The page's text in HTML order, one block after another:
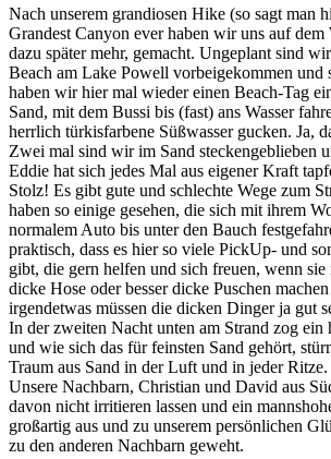
Nach unserem grandiosen Hike (so sagt man
Grandest Canyon ever haben wir uns auf dem
dazu später mehr, gemacht. Ungeplant sind
Beach am Lake Powell vorbeigekommen und
haben wir hier mal wieder einen Beach-Tag
Sand, mit dem Bussi bis (fast) ans Wasser
herrlich türkisfarbene Süßwasser gucken. Ja,
Zwei mal sind wir im Sand steckengeblieben
Eddie hat sich jedes Mal aus eigener Kraft
Stolz! Es gibt gute und schlechte Wege zum
haben so einige gesehen, die sich mit ihrem
normalem Auto bis unter den Bauch
praktisch, dass es hier so viele PickUp- und
gibt, die gern helfen und sich freuen, wenn sie
dicke Hose oder besser dicke Puschen
irgendetwas müssen die dicken Dinger ja gut
In der zweiten Nacht unten am Strand zog ein
und wie sich das für feinsten Sand gehört,
Traum aus Sand in der Luft und in jeder
Unsere Nachbarn, Christian und David aus
davon nicht irritieren lassen und ein
großartig aus und zu unserem persönlichen
zu den anderen Nachbarn geweht.